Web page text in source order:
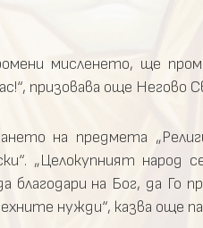
мисленето, ще
призовава още Негово
на предмета
„Целокупният народ
на Бог, да Го
нужди“, казва още